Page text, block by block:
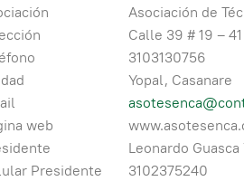
Asociación de
Calle 39 # 19 –
3103130756
Yopal, Casanare
web
Leonardo Guasca
Presidente
3102375240